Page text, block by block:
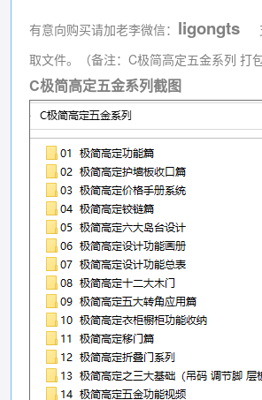
有意向购买请加老李微信： ligongts
取文件。（备注：C极简高定五金系列 打包
C极简高定五金系列截图